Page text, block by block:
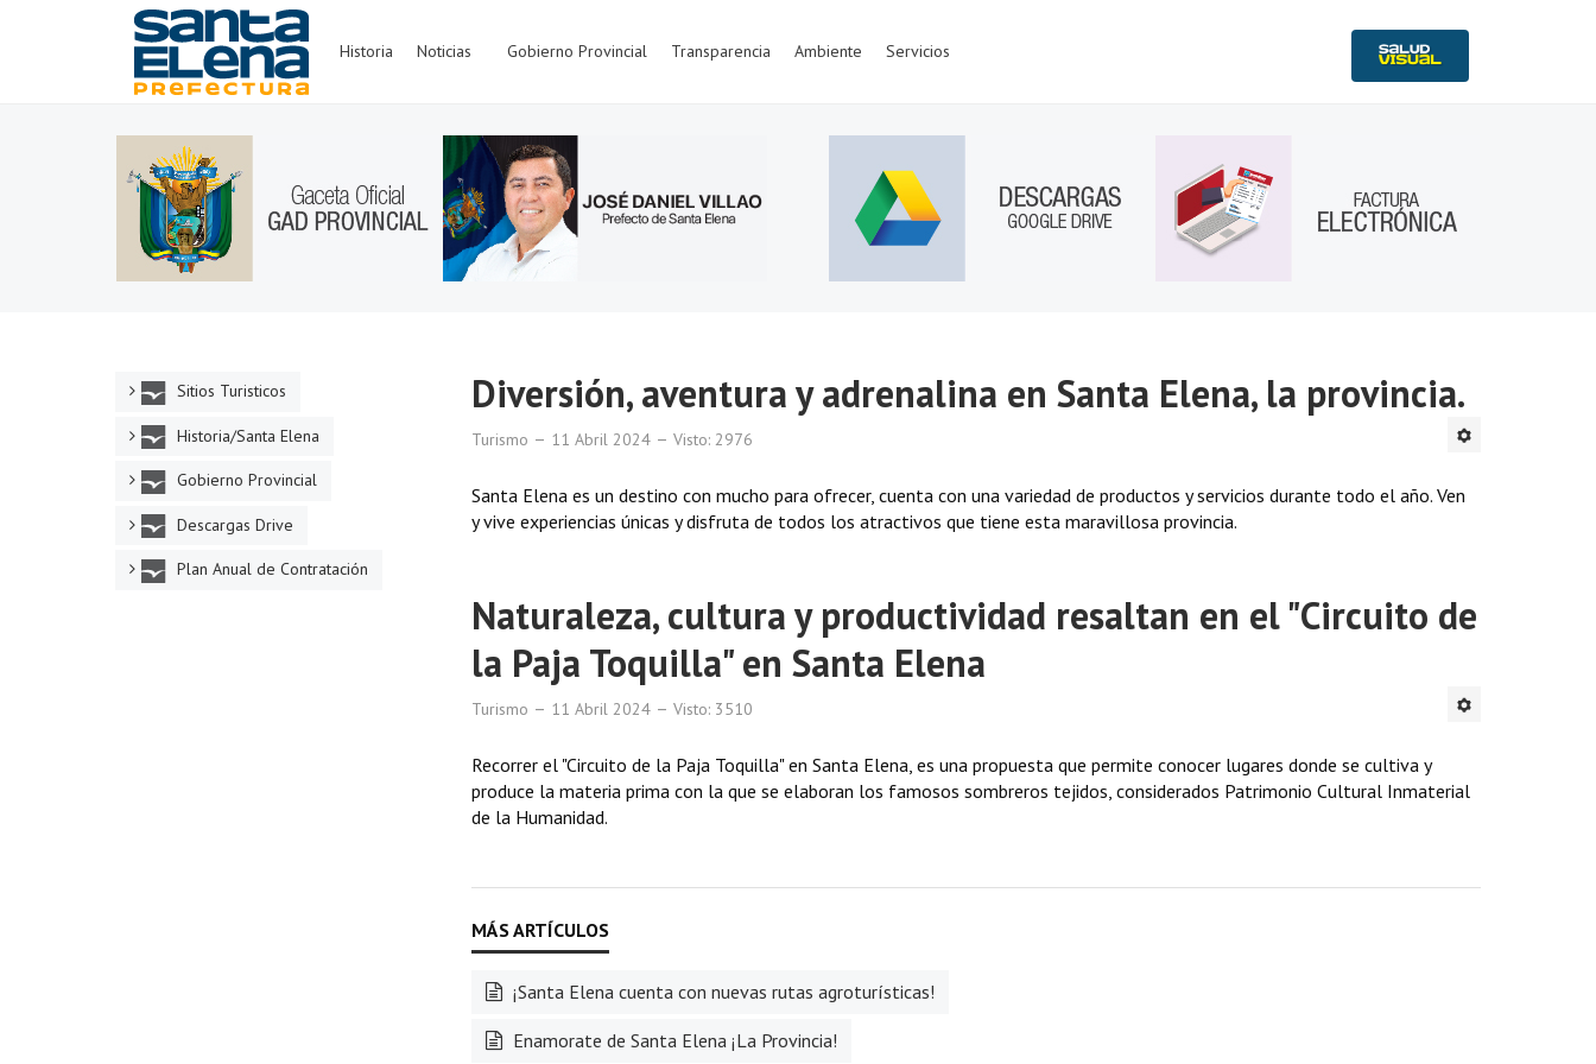
Historia Noticias Gobierno Provincial Transparencia Ambiente Servicios
Diversión, aventura y adrenalina en Santa Elena, la provincia.
Turismo 11 Abril 2024 Visto: 2976
Santa Elena es un destino con mucho para ofrecer, cuenta con una variedad de productos y servicios durante todo el año. Ven
y vive experiencias únicas y disfruta de todos los atractivos que tiene esta maravillosa provincia.
Naturaleza, cultura y productividad resaltan en el "Circuito de
la Paja Toquilla" en Santa Elena
Turismo 11 Abril 2024 Visto: 3510
Recorrer el "Circuito de la Paja Toquilla" en Santa Elena, es una propuesta que permite conocer lugares donde se cultiva y
produce la materia prima con la que se elaboran los famosos sombreros tejidos, considerados Patrimonio Cultural Inmaterial
de la Humanidad.
¡Santa Elena cuenta con nuevas rutas agroturísticas!
Enamorate de Santa Elena ¡La Provincia!
Sitios Turisticos
Historia/Santa Elena
Gobierno Provincial
Descargas Drive
Plan Anual de Contratación